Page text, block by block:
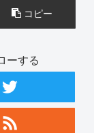
コピー
ーする